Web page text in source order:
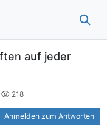
auf jeder
218
Anmelden zum Antworten